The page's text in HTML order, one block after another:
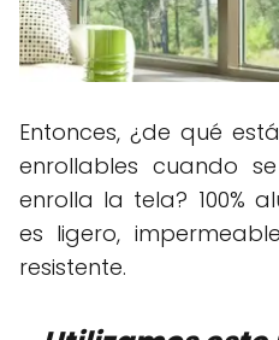
Entonces, ¿de qué
enrollables cuando
enrolla la tela? 100%
es ligero,
resistente.